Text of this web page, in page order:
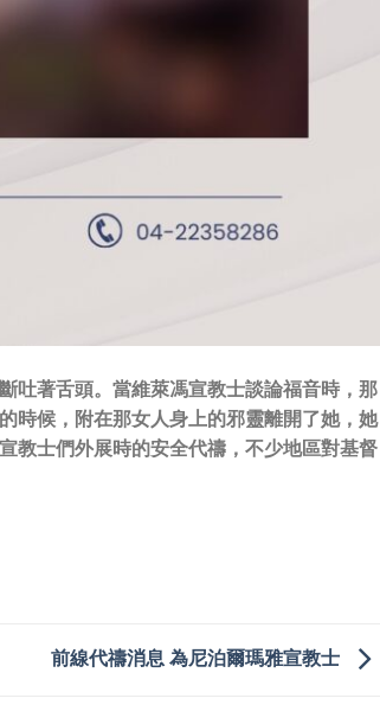
吐著舌頭。當維萊馮宣教士談論福音時，那
時候，附在那女人身上的邪靈離開了她，她
教士們外展時的安全代禱，不少地區對基督
前線代禱消息 為尼泊爾瑪雅宣教士